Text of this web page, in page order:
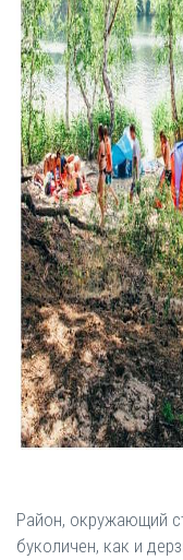
Район, окружающий
буколичен, как и